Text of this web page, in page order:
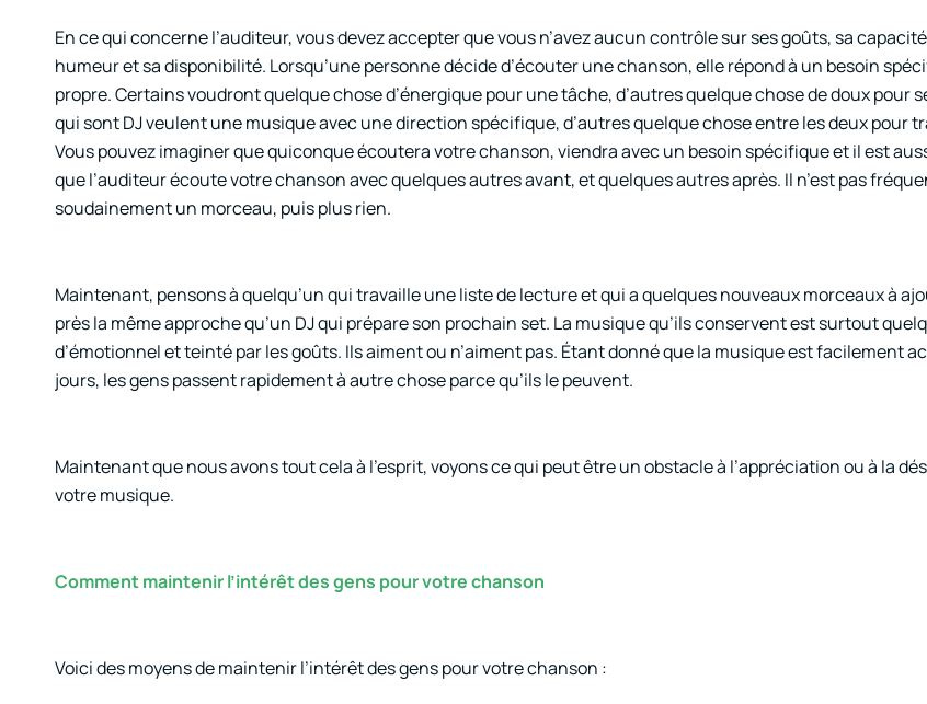
En ce qui concerne l’auditeur, vous devez accepter que vous n’avez aucun contrôle sur ses goûts, sa
humeur et sa disponibilité. Lorsqu’une personne décide d’écouter une chanson, elle répond à un besoin
propre. Certains voudront quelque chose d’énergique pour une tâche, d’autres quelque chose de doux pour
qui sont DJ veulent une musique avec une direction spécifique, d’autres quelque chose entre les deux pour
Vous pouvez imaginer que quiconque écoutera votre chanson, viendra avec un besoin spécifique et il est
que l’auditeur écoute votre chanson avec quelques autres avant, et quelques autres après. Il n’est pas
soudainement un morceau, puis plus rien.
Maintenant, pensons à quelqu’un qui travaille une liste de lecture et qui a quelques nouveaux morceaux à
près la même approche qu’un DJ qui prépare son prochain set. La musique qu’ils conservent est surtout
d’émotionnel et teinté par les goûts. Ils aiment ou n’aiment pas. Étant donné que la musique est facilement
jours, les gens passent rapidement à autre chose parce qu’ils le peuvent.
Maintenant que nous avons tout cela à l’esprit, voyons ce qui peut être un obstacle à l’appréciation ou à la
votre musique.
Comment maintenir l’intérêt des gens pour votre chanson
Voici des moyens de maintenir l’intérêt des gens pour votre chanson :